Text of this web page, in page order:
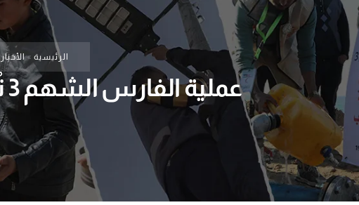
الرئيسية »الأخبار
عملية الفارس الشهم 3 تُقدم صهاريج مياه للهئيات المحلية في قطاع غزة